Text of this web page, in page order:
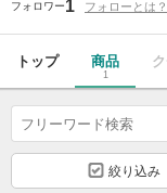
フォロワー1 フォローとは？
トップ 商品
1
絞り込み